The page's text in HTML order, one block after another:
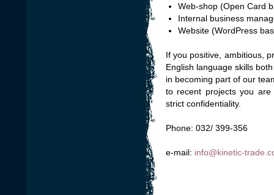
Web-shop (Open Card
Internal business
Website (WordPress
If you positive, ambitious,
English language skills
in becoming part of our
to recent projects you
strict confidentiality.
Phone: 032/ 399-356
e-mail: info@kinetic-